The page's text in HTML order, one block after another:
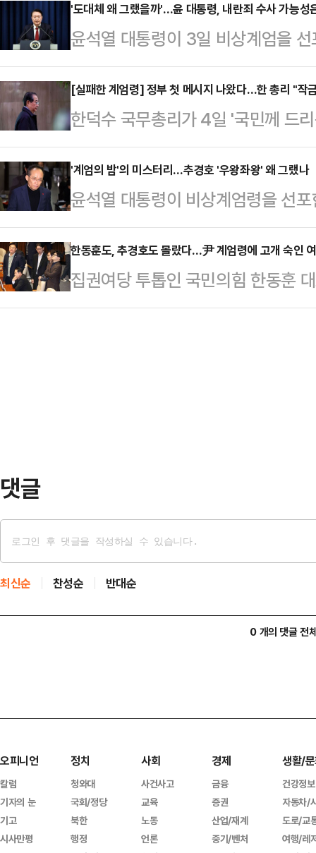
요구한 때에는 대통령은 이를 해
있다. 국회는 야당인 더불어민주당
있다. 계엄령 선포 즉시 해제를 결
서 윤 대통령이 ‘긴급 대국민 특별담
름의 대안이 정밀하게 마련됐을 것
그렇게 생각했…
'도대체 왜 그랬을까'…윤 대통령, 내란죄 수사 가능
윤석열 대통령이 3일 비상계엄을
어민주당이 내란죄로 윤 대통령을
려졌다. 법조계에서는 "국회의 계
도 국회를 물리적으로 폐쇄해 고유
립 가능성을 높이는 것이다. 내란
때문에 수사와 기소가 가능하다"고
엄 선포에 관한 구체적인 과정이 드
하기는 쉽지 않을 것"이라며…
[실패한 계엄령] 정부 첫 메시지 나왔다…한 총리 "작
한덕수 국무총리가 4일 '국민께 드
된 모든 과정에 대하여 책임을 통감
상계엄 선포 및 해제 사태 이후 나
리실을 통해 기자단에 전달한 메시
다"며 이같이 언급했다.그는 "이 시
일상이 한 치 흔들림 없이 유지되도
다해달라"며 "마지막 순간까지 국
다"고 강조했다.…
'계엄의 밤'의 미스터리…추경호 '우왕좌왕' 왜 그랬나
윤석열 대통령이 비상계엄령을 선
아지고 있다. 특히 추경호 국민의힘
혼란을 야기했는데 여권 내부에서
을 막는 역할을 했다며 강력 비판
시 1분 국회 표결에 참석, 해제안에
한동훈도, 추경호도 몰랐다…尹 계엄령에 고개 숙인
집권여당 투톱인 국민의힘 한동훈
의 비상계엄 선포에 대해 사과와 유
댓글
최신순 찬성순 반대순
0 개의 댓글 전
오피니언
칼럼
기자의 눈
기고
시사만평
정치
청와대
국회/정당
북한
행정
사회
사건사고
교육
노동
언론
경제
금융
증권
산업/재계
중기/벤처
생활/
건강정보
자동차/
도로/교
여행/레